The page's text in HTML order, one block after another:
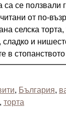
се ползвали
от по-
селска
сладко и
в стопанството
, България,
, торта